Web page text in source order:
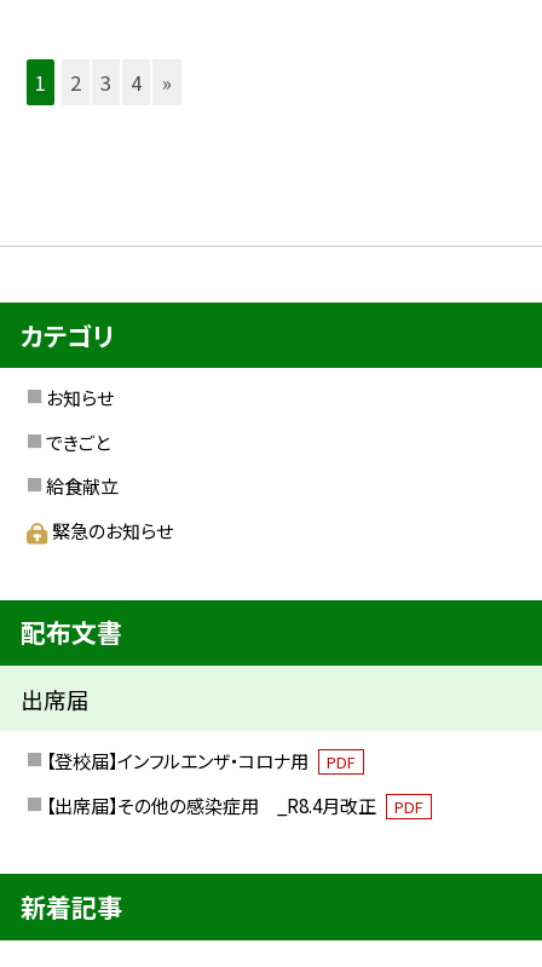
1 2 3 4 »
カテゴリ
お知らせ
できごと
給食献立
緊急のお知らせ
配布文書
出席届
【登校届】インフルエンザ・コロナ用 PDF
【出席届】その他の感染症用 _R8.4月改正 PDF
新着記事